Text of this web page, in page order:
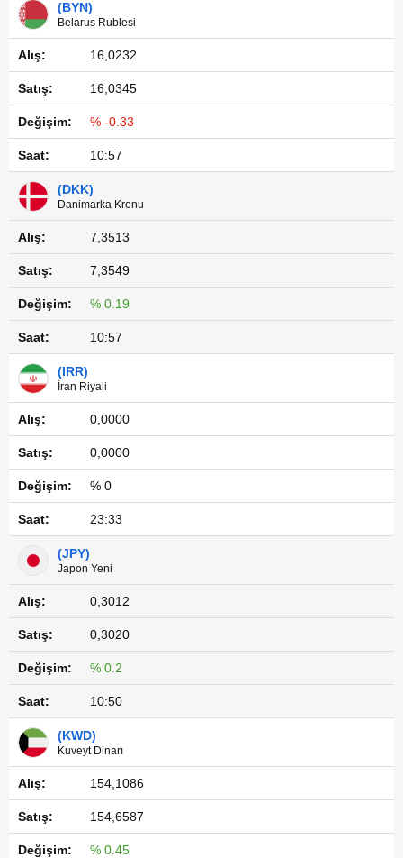
(BYN)
Belarus Rublesi
16,0232
16,0345
% -0.33
10:57
(DKK)
Danimarka Kronu
7,3513
7,3549
% 0.19
10:57
(IRR)
İran Riyali
0,0000
0,0000
% 0
23:33
(JPY)
Japon Yeni
0,3012
0,3020
% 0.2
10:50
(KWD)
Kuveyt Dinarı
154,1086
154,6587
% 0.45